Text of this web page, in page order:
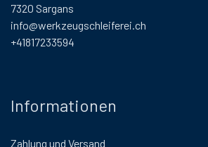
7320 Sargans
info@werkzeugschleiferei.ch
+41817233594
Informationen
Zahlung und Versand